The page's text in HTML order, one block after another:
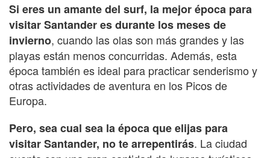
Si eres un amante del surf, la mejor época para
visitar Santander es durante los meses de
invierno, cuando las olas son más grandes y las
playas están menos concurridas. Además, esta
época también es ideal para practicar senderismo y
otras actividades de aventura en los Picos de
Europa.
Pero, sea cual sea la época que elijas para
visitar Santander, no te arrepentirás. La ciudad